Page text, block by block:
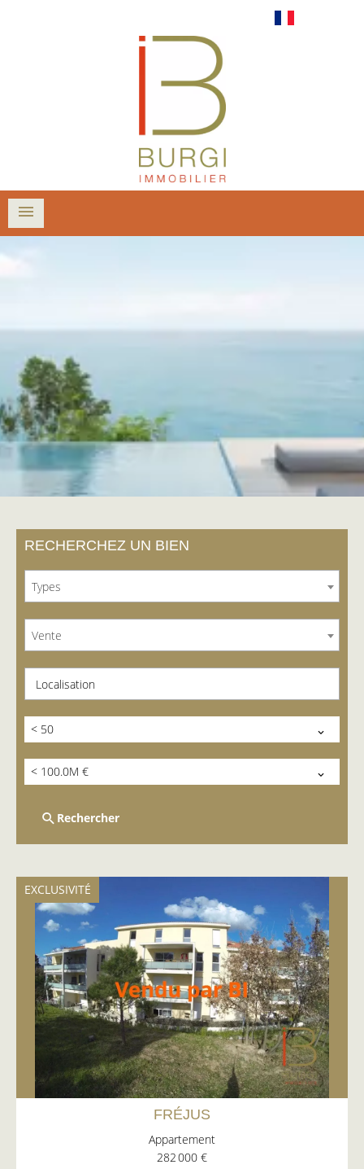
RECHERCHEZ UN BIEN
Types
Vente
Localisation
< 50
< 100.0M €
Rechercher
FRÉJUS
Appartement
282 000 €
EXCLUSIVITÉ